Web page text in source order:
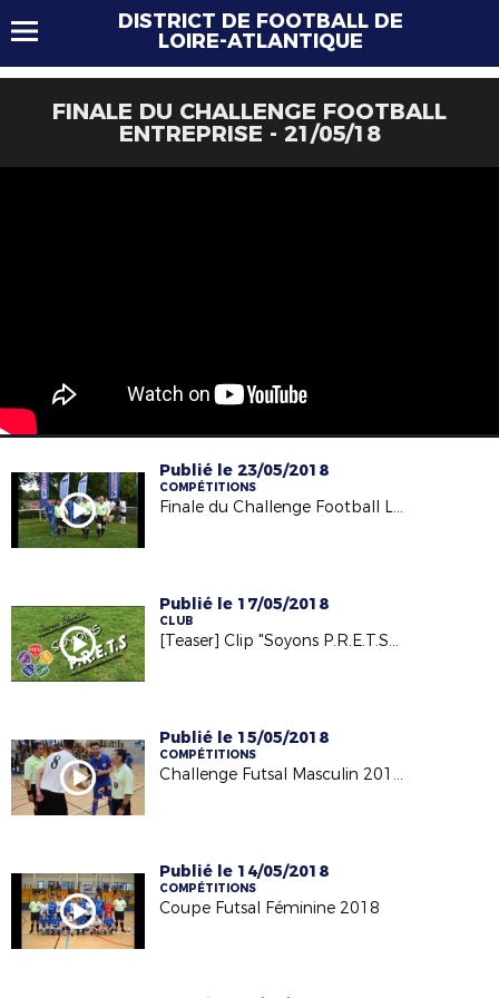
DISTRICT DE FOOTBALL DE
LOIRE-ATLANTIQUE
FINALE DU CHALLENGE FOOTBALL
ENTREPRISE - 21/05/18
Publié le 23/05/2018
COMPÉTITIONS
Finale du Challenge Football Loisir - 21/05/18
Publié le 17/05/2018
CLUB
[Teaser] Clip "Soyons P.R.E.T.S" - 1ère édition - 2018
Publié le 15/05/2018
COMPÉTITIONS
Challenge Futsal Masculin 2018 - Finale - 08/05/18
Publié le 14/05/2018
COMPÉTITIONS
Coupe Futsal Féminine 2018